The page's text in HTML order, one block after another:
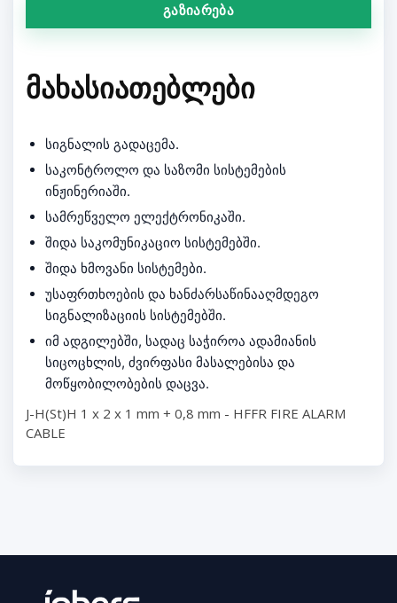
გაზიარება
ᲛᲐᲮᲐᲡᲘᲐᲗᲔᲑᲚᲔᲑᲘ
სიგნალის გადაცემა.
საკონტროლო და საზომი სისტემების
ინჟინერიაში.
სამრეწველო ელექტრონიკაში.
შიდა საკომუნიკაციო სისტემებში.
შიდა ხმოვანი სისტემები.
უსაფრთხოების და ხანძარსაწინააღმდეგო
სიგნალიზაციის სისტემებში.
იმ ადგილებში, სადაც საჭიროა ადამიანის
სიცოცხლის, ძვირფასი მასალებისა და
მოწყობილობების დაცვა.
J-H(St)H 1 x 2 x 1 mm + 0,8 mm - HFFR FIRE ALARM
CABLE